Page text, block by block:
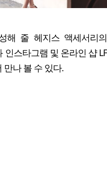
해 줄 헤지스 액세서리의
인스타그램 및 온라인 샵 LF
나 볼 수 있다.